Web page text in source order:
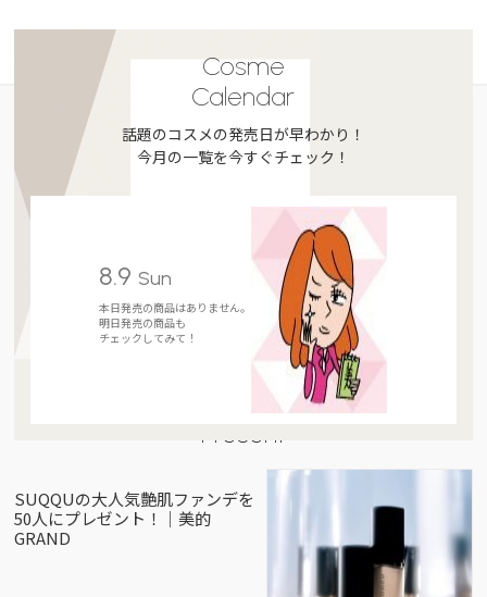
Cosme
Calendar
話題のコスメの発売日が早わかり！
今月の一覧を今すぐチェック！
8.9 Sun
本日発売の商品はありません。
明日発売の商品も
チェックしてみて！
Present
SUQQUの大人気艶肌ファンデを
50人にプレゼント！｜美的
GRAND